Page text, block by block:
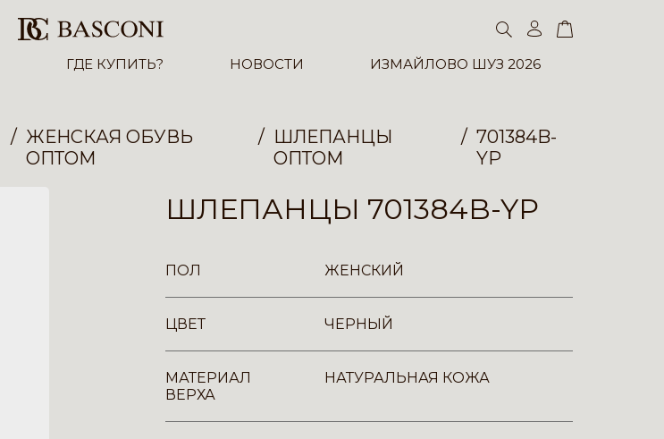
ГДЕ КУПИТЬ? НОВОСТИ ИЗМАЙЛОВО ШУЗ 2026
ЖЕНСКАЯ ОБУВЬ
ОПТОМ
ШЛЕПАНЦЫ
ОПТОМ
701384B-
YP
ШЛЕПАНЦЫ 701384B-YP
ПОЛ ЖЕНСКИЙ
ЦВЕТ ЧЕРНЫЙ
МАТЕРИАЛ
ВЕРХА
НАТУРАЛЬНАЯ КОЖА